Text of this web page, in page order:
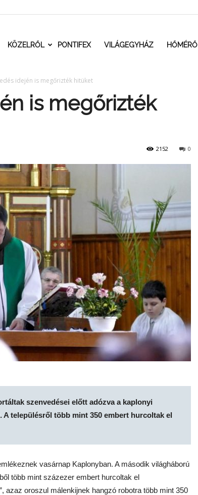
KÖZELRŐL PONTIFEX VILÁGEGYHÁZ HŐMÉRŐ
idején is megőrizték hitüket
is megőrizték
0
2152
szenvedései előtt adózva a kaplonyi
településről több mint 350 embert hurcoltak el
vasárnap Kaplonyban. A második világháború
több mint százezer embert hurcoltak el
azaz oroszul málenkijnek hangzó robotra több mint 350